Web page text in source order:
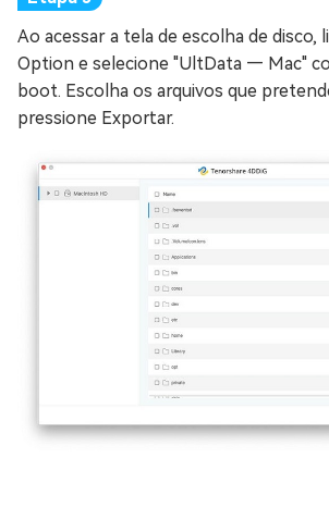
Ao acessar a tela de escolha de disco,
Option e selecione "UltData — Mac"
boot. Escolha os arquivos que
pressione Exportar.